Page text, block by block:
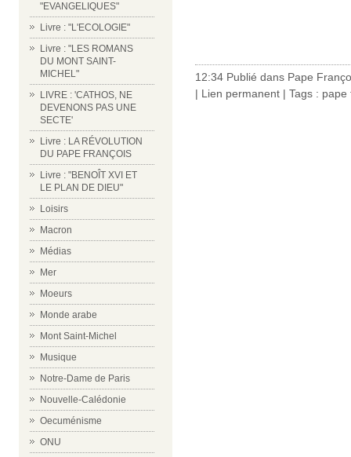
"EVANGELIQUES"
Livre : "L'ECOLOGIE"
Livre : "LES ROMANS
DU MONT SAINT-
MICHEL"
LIVRE : 'CATHOS, NE
DEVENONS PAS UNE
SECTE'
Livre : LA RÉVOLUTION
DU PAPE FRANÇOIS
Livre : "BENOÎT XVI ET
LE PLAN DE DIEU"
Loisirs
Macron
Médias
Mer
Moeurs
Monde arabe
Mont Saint-Michel
Musique
Notre-Dame de Paris
Nouvelle-Calédonie
Oecuménisme
ONU
12:34 Publié dans Pape
| Lien permanent | Tags : pape